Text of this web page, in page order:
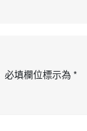
必填欄位標示為 *